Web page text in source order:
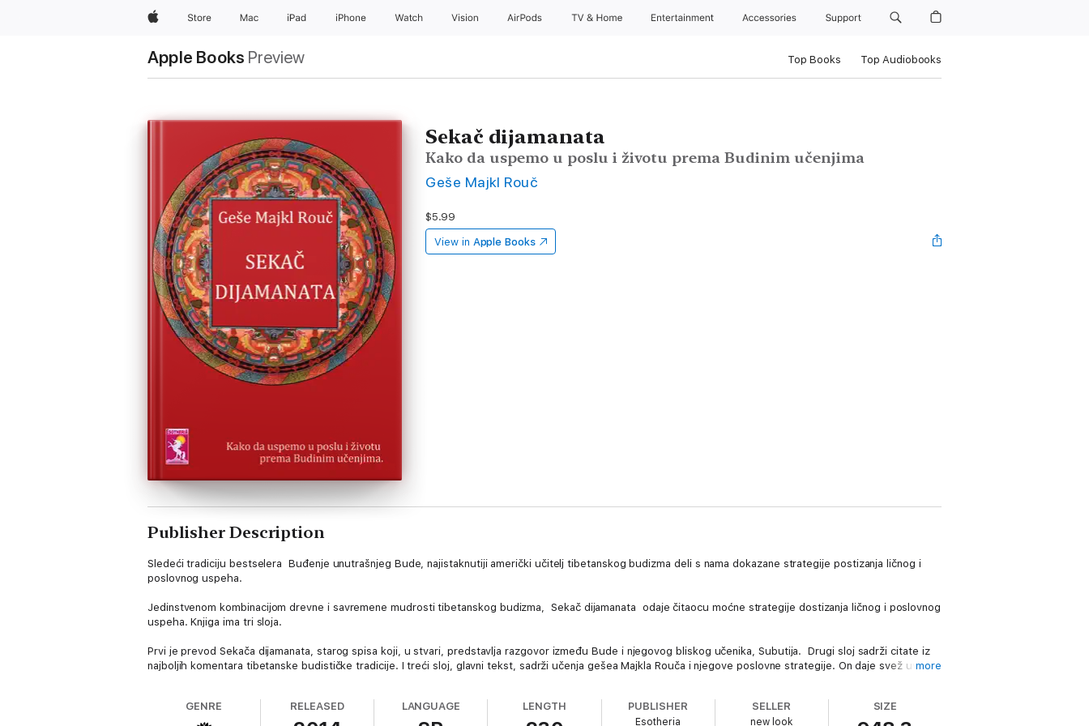
AppleStore Mac iPad iPhone Watch Vision AirPods TV & Home Entertainment Accessories Support
Apple Books Preview Top Books Top Audiobooks
Sekač dijamanata
Kako da uspemo u poslu i životu prema Budinim učenjima
Geše Majkl Rouč
$5.99
View in Apple Books
Publisher Description
Sledeći tradiciju bestselera Buđenje unutrašnjeg Bude, najistaknutiji američki učitelj tibetanskog budizma deli s nama dokazane strategije postizanja ličnog i
poslovnog uspeha.
Jedinstvenom kombinacijom drevne i savremene mudrosti tibetanskog budizma, Sekač dijamanata odaje čitaocu moćne strategije dostizanja ličnog i poslovnog
uspeha. Knjiga ima tri sloja.
Prvi je prevod Sekača dijamanata, starog spisa koji, u stvari, predstavlja razgovor između Bude i njegovog bliskog učenika, Subutija. Drugi sloj sadrži citate iz
najboljih komentara tibetanske budističke tradicije. I treći sloj, glavni tekst, sadrži učenja gešea Majkla Rouča i njegove poslovne strategije. On daje svež uvid u
more
GENRE RELEASED LANGUAGE LENGTH PUBLISHER
Esotheria
SELLER
new look
SIZE